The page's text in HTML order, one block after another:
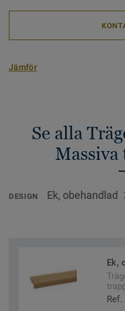
Jämför
Se alla
Massiva
DESIGN Ek, obehandlad
Ek,
Ref.